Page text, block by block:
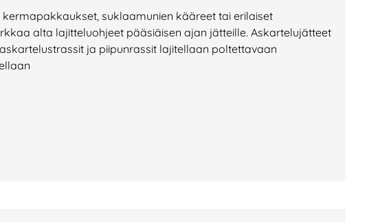
suklaamunien kääreet tai erilaiset
alta lajitteluohjeet pääsiäisen ajan jätteille. Askartelujätteet
ja piipunrassit lajitellaan poltettavaan